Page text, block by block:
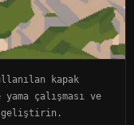
kapak
çalışması ve
geliştirin.